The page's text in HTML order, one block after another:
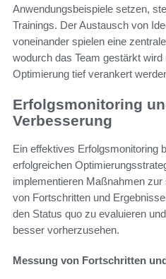
Anwendungsbeispiele setzen,
Trainings. Der Austausch von
voneinander spielen eine
wodurch das Team gestärkt wird
Optimierung tief verankert
Erfolgsmonitoring
Verbesserung
Ein effektives Erfolgsmonitoring
erfolgreichen
implementieren Maßnahmen
von Fortschritten und
den Status quo zu evaluieren
besser vorherzusehen.
Messung von Fortschritten